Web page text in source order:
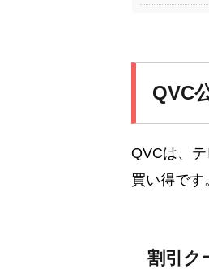
QVC
QVCは、
買い得です
割引ク